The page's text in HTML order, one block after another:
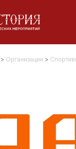
> Организации >